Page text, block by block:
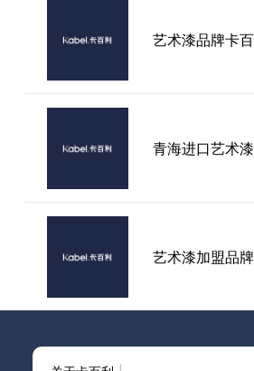
艺术涂料厂家
光艺术漆真实
长沙进口艺术
选品牌时要注意
艺术漆品牌卡
青海进口艺术
艺术漆加盟品